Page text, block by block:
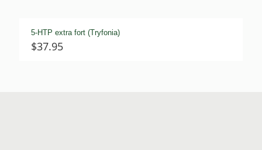
5-HTP extra fort (Tryfonia)
$37.95